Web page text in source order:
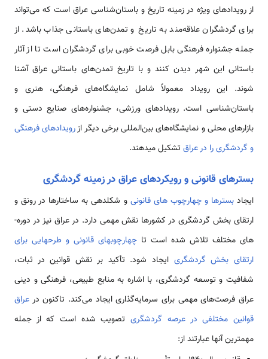
از رویدادهای ویژه در زمینه تاریخ و باستان‌شناسی عراق است که می‌تواند
برای گردشگران علاقه‌مند به تاریخ و تمدن‌های باستانی جذاب باشد. از
جمله جشنواره فرهنگی بابل فرصت خوبی برای گردشگران است تا از آثار
باستانی این شهر دیدن کنند و با تاریخ تمدن‌های باستانی عراق آشنا
شوند. این رویداد معمولاً شامل نمایشگاه‌های فرهنگی، هنری و
باستان‌شناسی است. رویدادهای ورزشی، جشنواره‌های صنایع دستی و
بازارهای محلی و نمایشگاه‌های بین‌المللی برخی دیگر ازرویدادهای فرهنگی
و گردشگری را در عراق تشکیل می­دهند.
بسترهای قانونی و رویکردهای عراق در زمینه گردشگری
ایجادبسترها و چهارچوب های قانونی و شکل­دهی به ساختارها در رونق و
ارتقای بخش گردشگری در کشورها نقش مهمی دارد. در عراق نیز در دوره­
های مختلف تلاش شده است تا چهارچوبهای قانونی و طرحهایی برای
ارتقای بخش گردشگری ایجاد شود. تأکید بر نقش قوانین در ثبات،
شفافیت و توسعه گردشگری، با اشاره به منابع طبیعی، فرهنگی و دینی
عراق فرصت‌های مهمی برای سرمایه‌گذاری ایجاد می‌کند. تاکنون در عراق
قوانین مختلفی در عرصه گردشگریتصویب شده است که از جمله
مهمترین آنها عبارتند از: